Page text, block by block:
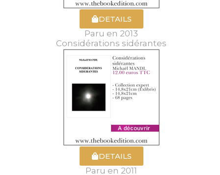
DETAILS
Paru en 2013
Considérations sidérantes
DETAILS
Paru en 2011